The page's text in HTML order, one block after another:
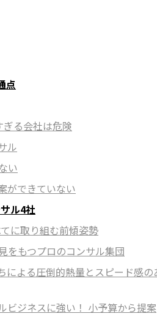
点
る会社は危険
ル
い
ができていない
ル4社
に取り組む前傾姿勢
をもつプロのコンサル集団
による圧倒的熱量とスピード感の
ビジネスに強い！ 小予算から提案